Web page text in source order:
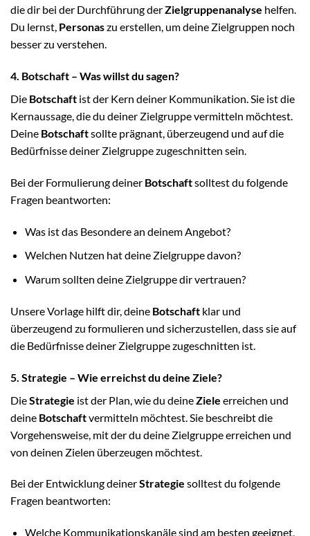
die dir bei der Durchführung derZielgruppenanalyse helfen.
Du lernst, Personaszu erstellen, um deine Zielgruppen noch
besser zu verstehen.
4. Botschaft – Was willst du sagen?
Die Botschaft ist der Kern deiner Kommunikation. Sie ist die
Kernaussage, die du deiner Zielgruppe vermitteln möchtest.
Deine Botschaftsollte prägnant, überzeugend und auf die
Bedürfnisse deiner Zielgruppe zugeschnitten sein.
Bei der Formulierung deiner Botschaftsolltest du folgende
Fragen beantworten:
Was ist das Besondere an deinem Angebot?
Welchen Nutzen hat deine Zielgruppe davon?
Warum sollten deine Zielgruppe dir vertrauen?
Unsere Vorlage hilft dir, deine Botschaft klar und
überzeugend zu formulieren und sicherzustellen, dass sie auf
die Bedürfnisse deiner Zielgruppe zugeschnitten ist.
5. Strategie – Wie erreichst du deine Ziele?
DieStrategie ist der Plan, wie du deineZiele erreichen und
deine Botschaftvermitteln möchtest. Sie beschreibt die
Vorgehensweise, mit der du deine Zielgruppe erreichen und
von deinen Zielen überzeugen möchtest.
Bei der Entwicklung deinerStrategie solltest du folgende
Fragen beantworten:
Welche Kommunikationskanäle sind am besten geeignet,